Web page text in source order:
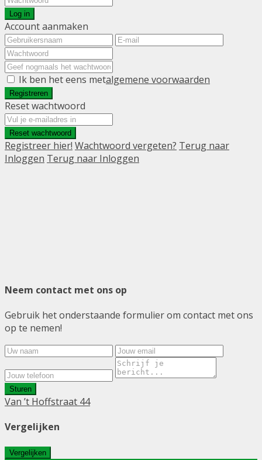
Log in
Account aanmaken
Ik ben het eens metalgemene voorwaarden
Registreren
Reset wachtwoord
Reset wachtwoord
Registreer hier! Wachtwoord vergeten? Terug naar
Inloggen Terug naar Inloggen
Neem contact met ons op
Gebruik het onderstaande formulier om contact met ons
op te nemen!
Sturen
Van ’t Hoffstraat 44
Vergelijken
Vergelijken